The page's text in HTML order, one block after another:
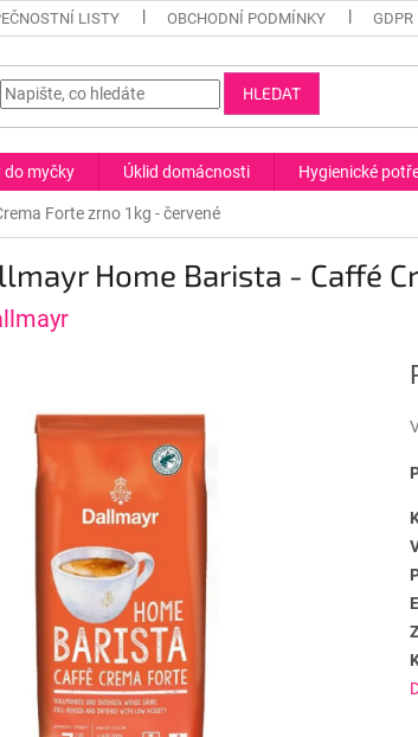
LISTY OBCHODNÍ PODMÍNKY GDPR
HLEDAT
do myčky Úklid domácnosti Hygienické
Forte zrno 1kg - červené
Home Barista - Caffé